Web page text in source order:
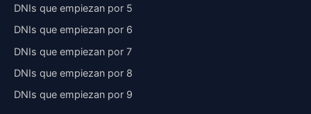
DNIs que empiezan por 5
DNIs que empiezan por 6
DNIs que empiezan por 7
DNIs que empiezan por 8
DNIs que empiezan por 9